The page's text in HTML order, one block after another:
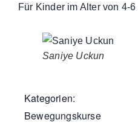
Für Kinder im Alter von 4-
Saniye Uckun
Kategorien:
Bewegungskurse